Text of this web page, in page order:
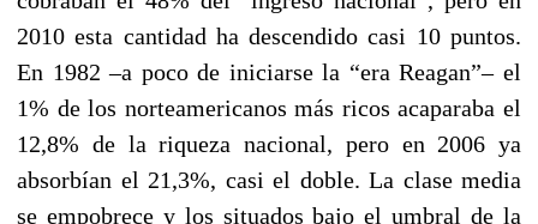
2010 esta cantidad ha descendido casi 10 puntos.
En 1982 –a poco de iniciarse la “era Reagan”– el
1% de los norteamericanos más ricos acaparaba el
12,8% de la riqueza nacional, pero en 2006 ya
absorbían el 21,3%, casi el doble. La clase media
se empobrece y los situados bajo el umbral de la